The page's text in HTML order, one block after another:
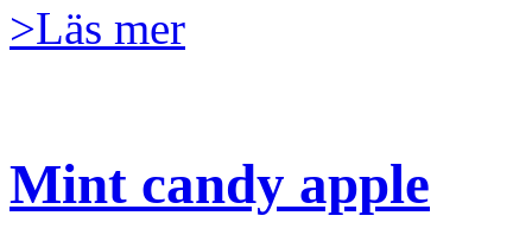
>Läs mer
Mint candy apple